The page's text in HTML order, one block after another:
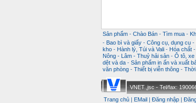
Sản phẩm - Chào Bán - Tìm mua -
- Bao bì và giấy - Công cụ, dụng cụ -
kho - Hành lý, Túi và Vali - Hóa chất -
Nông - Lâm - Thuỷ hải sản - Ô tô, xe
dệt và da - Sản phẩm in ấn và xuất
văn phòng - Thiết bị viễn thông -
VNET.,jsc - Tel/fax:
Trang chủ
EMail Đăng nhập